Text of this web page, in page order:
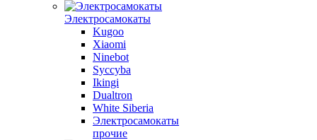
Электросамокаты
Kugoo
Xiaomi
Ninebot
Syccyba
Ikingi
Dualtron
White Siberia
Электросамокаты
прочие